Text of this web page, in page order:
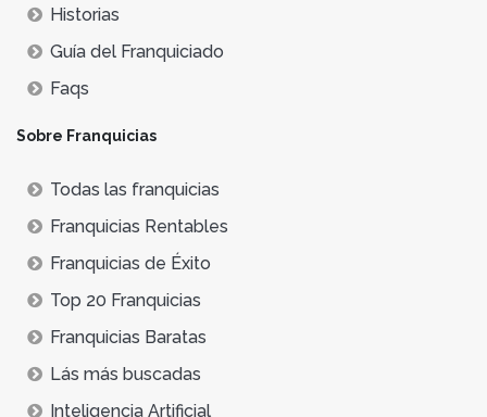
Historias
Guía del Franquiciado
Faqs
Sobre Franquicias
Todas las franquicias
Franquicias Rentables
Franquicias de Éxito
Top 20 Franquicias
Franquicias Baratas
Lás más buscadas
Inteligencia Artificial